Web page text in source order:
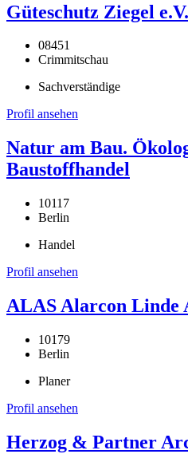
Güteschutz Ziegel e.V.
08451
Crimmitschau
Sachverständige
Profil ansehen
Natur am Bau.
Baustoffhandel
10117
Berlin
Handel
Profil ansehen
ALAS Alarcon Linde
10179
Berlin
Planer
Profil ansehen
Herzog & Partner